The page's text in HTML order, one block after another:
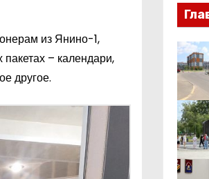
из Янино-1,
– календари,
другое.